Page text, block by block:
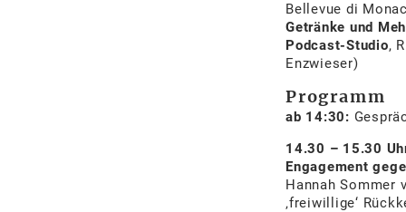
Bellevue di
Getränke und
Podcast-Studio,
Enzwieser)
Programm
ab 14:30:
14.30 – 15.30
Engagement
Hannah Sommer
‚freiwillige‘